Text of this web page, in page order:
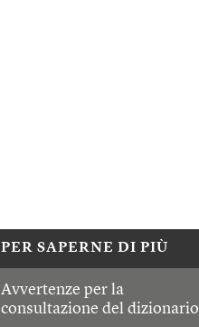
PER SAPERNE DI PIÙ
Avvertenze per la
consultazione del dizionario